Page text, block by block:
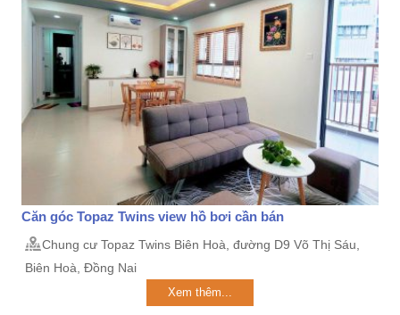
Căn góc Topaz Twins view hồ bơi cần bán
Chung cư Topaz Twins Biên Hoà, đường D9 Võ Thị Sáu,
Biên Hoà, Đồng Nai
Xem thêm...